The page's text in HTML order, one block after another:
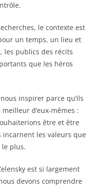
le contexte est
un temps, un lieu et
les publics des récits
que les héros
inspirer parce qu’ils
d’eux-mêmes :
être et être
incarnent les valeurs que
le plus.
est si largement
devons comprendre